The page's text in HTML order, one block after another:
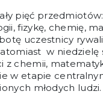
pięć
fizykę, chemię,
uczestnicy
w niedzielę
z chemii,
w etapie
młodych ludzi.